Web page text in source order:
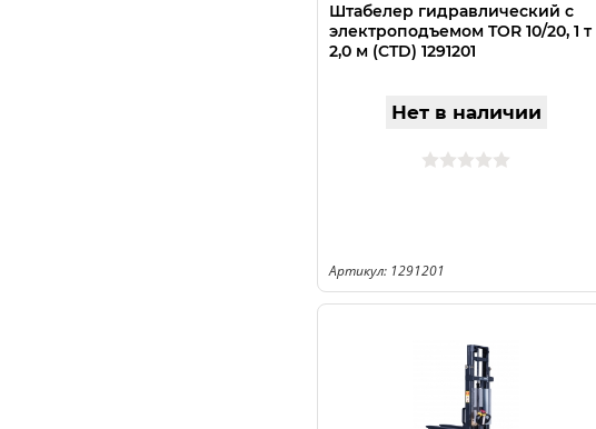
Штабелер гидравлический с
электроподъемом TOR 10/20, 1 т
2,0 м (CTD) 1291201
Нет в наличии
Артикул: 1291201